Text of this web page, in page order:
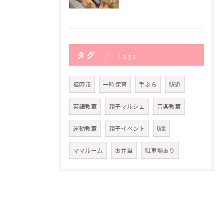
タグ Tags
福岡市 一時保育 手ぶら 駅近
英語教室 親子マルシェ 音楽教室
運動教室 親子イベント 0歳
ママルーム お弁当 駐車場あり